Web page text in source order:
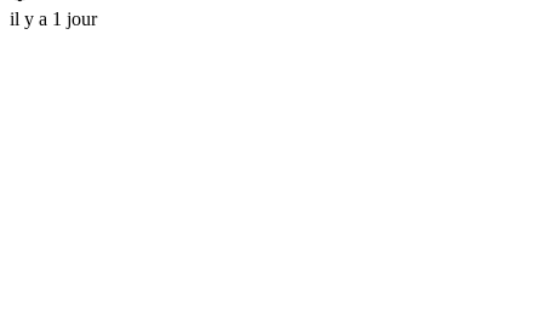
il y a 1 jour